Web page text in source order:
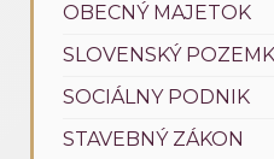
OBECNÝ MAJETOK
SLOVENSKÝ
SOCIÁLNY PODNIK
STAVEBNÝ ZÁKON